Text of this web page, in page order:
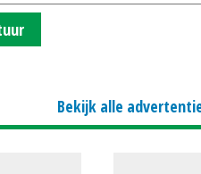
Bekijk alle